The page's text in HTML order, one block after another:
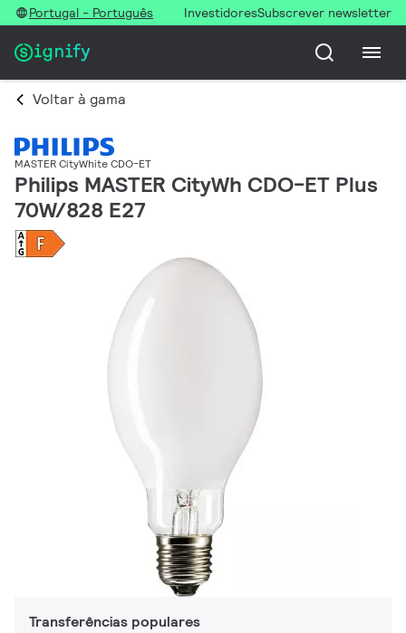
Portugal - Português InvestidoresSubscrever newsletter
Voltar à gama
MASTER CityWhite CDO-ET
Philips MASTER CityWh CDO-ET Plus
70W/828 E27
Transferências populares